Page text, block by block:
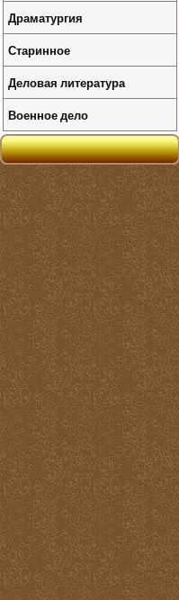
Драматургия
Старинное
Деловая литература
Военное дело